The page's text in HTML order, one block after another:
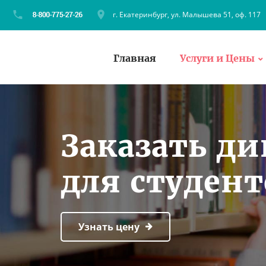
г. Екатеринбург, ул. Малышева 51, оф. 117
Главная Услуги и Цены
Заказать
для
Узнать цену